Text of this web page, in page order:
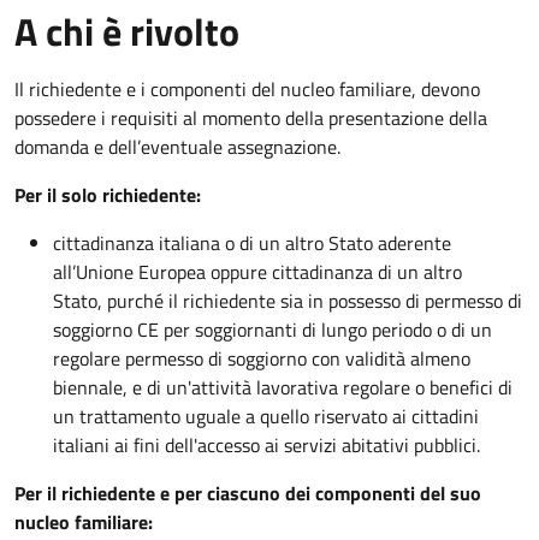
A chi è rivolto
Il richiedente e i componenti del nucleo familiare, devono
possedere i requisiti al momento della presentazione della
domanda e dell’eventuale assegnazione.
Per il solo richiedente:
cittadinanza italiana o di un altro Stato aderente
all’Unione Europea oppure cittadinanza di un altro
Stato, purché il richiedente sia in possesso di permesso di
soggiorno CE per soggiornanti di lungo periodo o di un
regolare permesso di soggiorno con validità almeno
biennale, e di un'attività lavorativa regolare o benefici di
un trattamento uguale a quello riservato ai cittadini
italiani ai fini dell'accesso ai servizi abitativi pubblici.
Per il richiedente e per ciascuno dei componenti del suo
nucleo familiare: